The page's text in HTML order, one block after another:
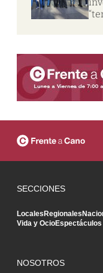
SECCIONES
LocalesRegionales
Vida y OcioEspectáculos
NOSOTROS